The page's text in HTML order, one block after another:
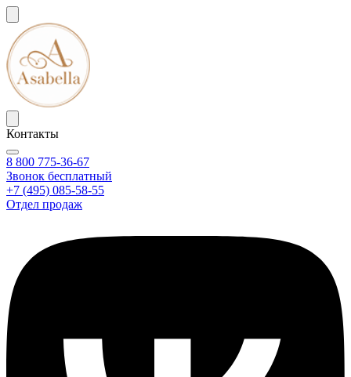
Контакты
8 800 775-36-67
Звонок бесплатный
+7 (495) 085-58-55
Отдел продаж